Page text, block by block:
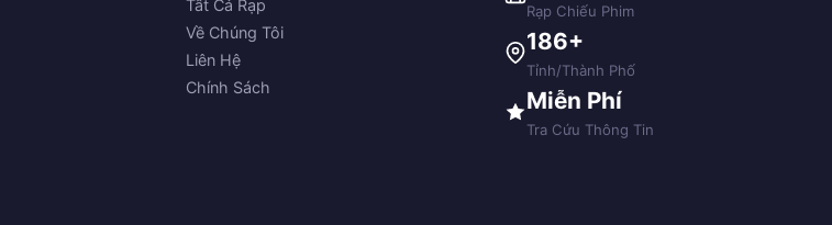
Tất Cả Rạp
Về Chúng Tôi
Liên Hệ
Chính Sách
Rạp Chiếu Phim
186+
Tỉnh/Thành Phố
Miễn Phí
Tra Cứu Thông Tin